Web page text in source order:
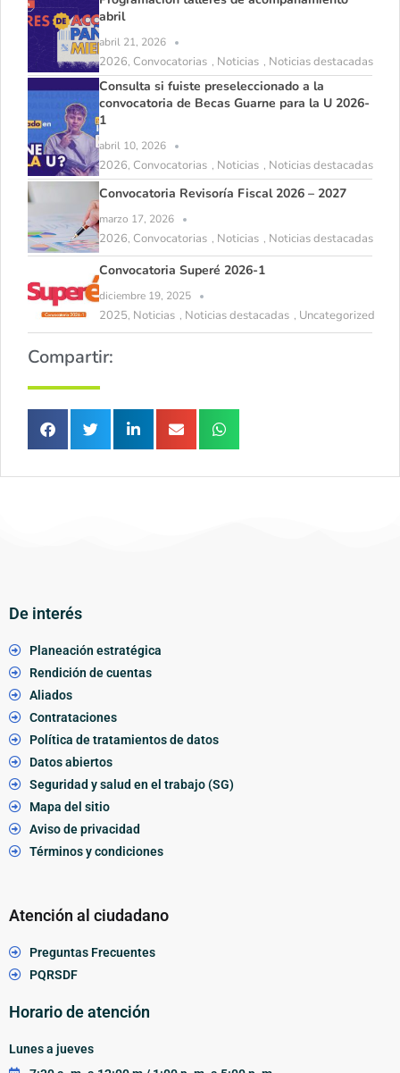
abril
abril 21, 2026
2026, Convocatorias , Noticias , Noticias destacadas
Consulta si fuiste preseleccionado a la
convocatoria de Becas Guarne para la U 2026-
1
abril 10, 2026
2026, Convocatorias , Noticias , Noticias destacadas
Convocatoria Revisoría Fiscal 2026 – 2027
marzo 17, 2026
2026, Convocatorias , Noticias , Noticias destacadas
Convocatoria Superé 2026-1
diciembre 19, 2025
2025, Noticias , Noticias destacadas , Uncategorized
Compartir:
De interés
Planeación estratégica
Rendición de cuentas
Aliados
Contrataciones
Política de tratamientos de datos
Datos abiertos
Seguridad y salud en el trabajo (SG)
Mapa del sitio
Aviso de privacidad
Términos y condiciones
Atención al ciudadano
Preguntas Frecuentes
PQRSDF
Horario de atención
Lunes a jueves